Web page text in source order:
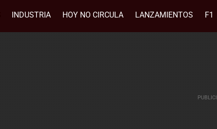
INDUSTRIA HOY NO CIRCULA LANZAMIENTOS F1